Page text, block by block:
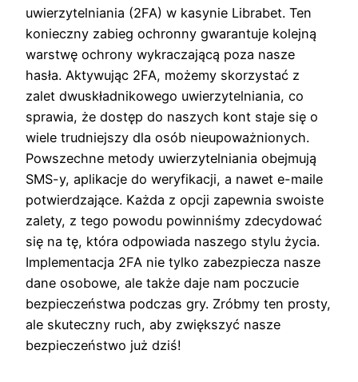
uwierzytelniania (2FA) w kasynie Librabet. Ten
konieczny zabieg ochronny gwarantuje kolejną
warstwę ochrony wykraczającą poza nasze
hasła. Aktywując 2FA, możemy skorzystać z
zalet dwuskładnikowego uwierzytelniania, co
sprawia, że dostęp do naszych kont staje się o
wiele trudniejszy dla osób nieupoważnionych.
Powszechne metody uwierzytelniania obejmują
SMS-y, aplikacje do weryfikacji, a nawet e-maile
potwierdzające. Każda z opcji zapewnia swoiste
zalety, z tego powodu powinniśmy zdecydować
się na tę, która odpowiada naszego stylu życia.
Implementacja 2FA nie tylko zabezpiecza nasze
dane osobowe, ale także daje nam poczucie
bezpieczeństwa podczas gry. Zróbmy ten prosty,
ale skuteczny ruch, aby zwiększyć nasze
bezpieczeństwo już dziś!